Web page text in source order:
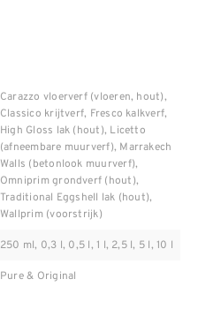
Carazzo vloerverf (vloeren, hout),
Classico krijtverf, Fresco kalkverf,
High Gloss lak (hout), Licetto
(afneembare muurverf), Marrakech
Walls (betonlook muurverf),
Omniprim grondverf (hout),
Traditional Eggshell lak (hout),
Wallprim (voorstrijk)
250 ml, 0,3 l, 0,5 l, 1 l, 2,5 l, 5 l, 10 l
Pure & Original